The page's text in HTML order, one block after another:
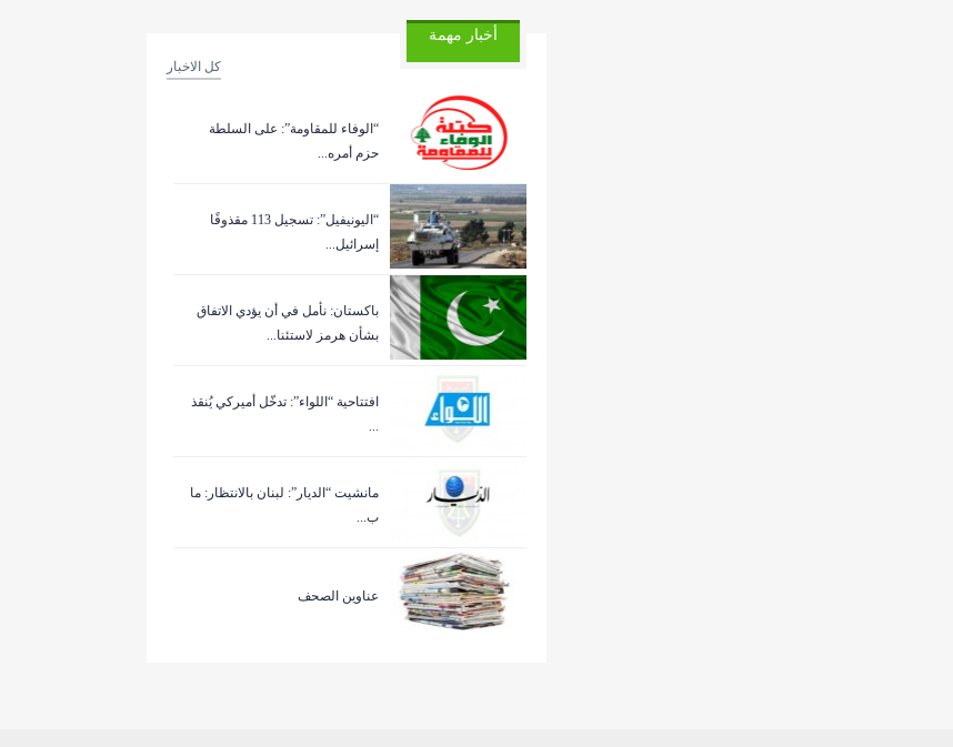
أخبار مهمة
كل الاخبار
“الوفاء للمقاومة”: على السلطة
حزم أمره...
“اليونيفيل”: تسجيل 113 مقذوفًا
إسرائيل...
باكستان: نأمل في أن يؤدي الاتفاق
بشأن هرمز لاستئنا...
افتتاحية “اللواء”: تدخّل أميركي يُنقذ
...
مانشيت “الديار”: لبنان بالانتظار: ما
ب...
عناوين الصحف